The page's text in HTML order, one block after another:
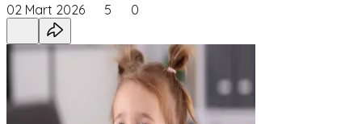
02 Mart 2026 5 0